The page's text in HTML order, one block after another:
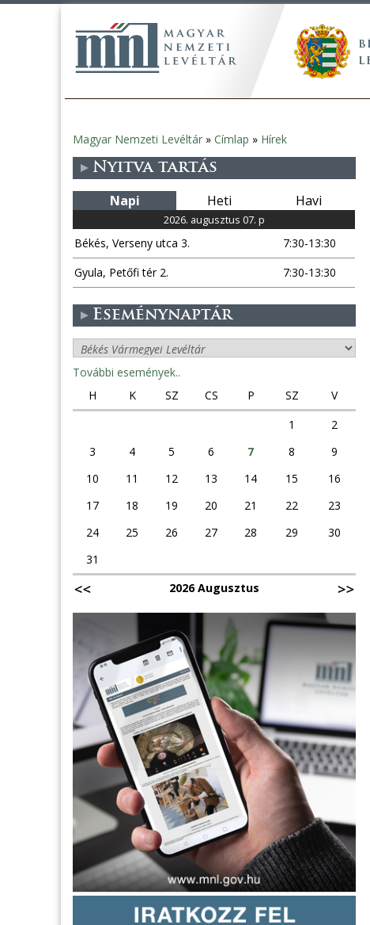
Jelenlegi
hely
Magyar Nemzeti Levéltár » Címlap » Hírek
Nyitva tartás
Napi Heti Havi
2026. augusztus 07. p
Békés, Verseny utca 3.
7:30-13:30
Gyula, Petőfi tér 2.
7:30-13:30
Eseménynaptár
További események..
H
K SZ CS P SZ
V
1
2
3
4 5 6 7 8
9
10
11 12 13 14 15
16
17
18 19 20 21 22
23
24
25 26 27 28 29
30
31
2026 Augusztus